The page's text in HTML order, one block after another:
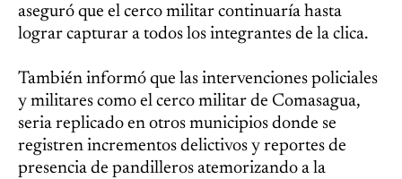
aseguró que el cerco militar continuaría hasta
lograr capturar a todos los integrantes de la clica.
También informó que las intervenciones policiales
y militares como el cerco militar de Comasagua,
seria replicado en otros municipios donde se
registren incrementos delictivos y reportes de
presencia de pandilleros atemorizando a la